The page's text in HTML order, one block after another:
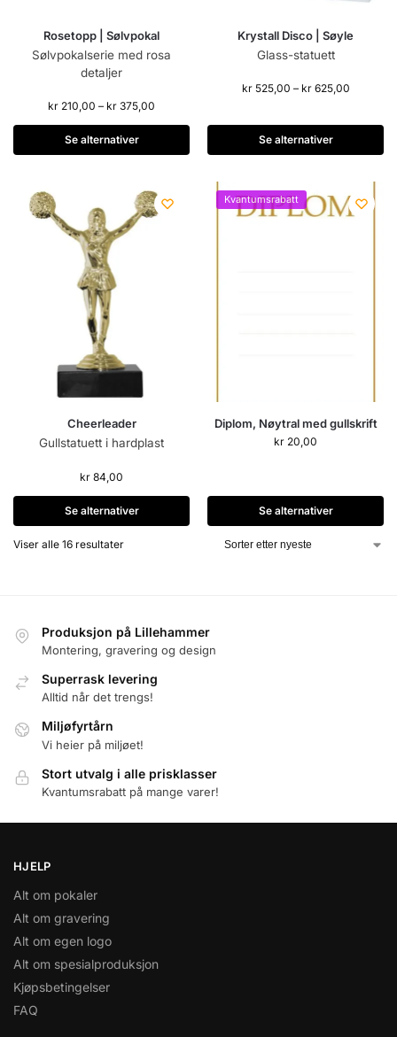
Rosetopp | Sølvpokal
Sølvpokalserie med rosa
detaljer
kr 210,00 – kr 375,00
Se alternativer
Krystall Disco | Søyle
Glass-statuett
kr525,00 – kr625,00
Se alternativer
Cheerleader
Gullstatuett i hardplast
kr 84,00
Se alternativer
Kvantumsrabatt
Diplom, Nøytral med gullskrift
kr 20,00
Se alternativer
Viser alle 16 resultater
Produksjon på Lillehammer
Montering, gravering og design
Superrask levering
Alltid når det trengs!
Miljøfyrtårn
Vi heier på miljøet!
Stort utvalg i alle prisklasser
Kvantumsrabatt på mange varer!
HJELP
Alt om pokaler
Alt om gravering
Alt om egen logo
Alt om spesialproduksjon
Kjøpsbetingelser
FAQ